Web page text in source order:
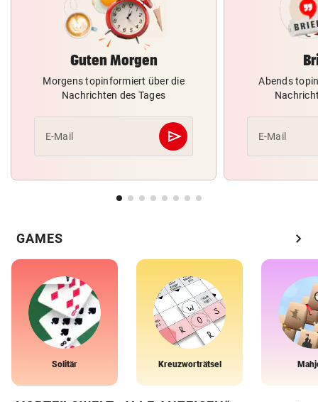
Guten Morgen
Morgens topinformiert über die
Nachrichten des Tages
E-Mail send
Abschicken
Abends
E-Mail
GAMES chevron_right
Solitär Kreuzworträtsel